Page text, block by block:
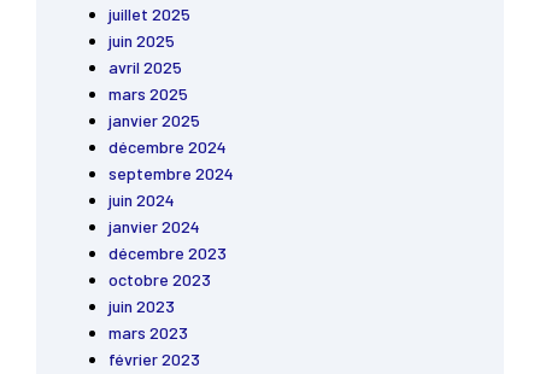
juillet 2025
juin 2025
avril 2025
mars 2025
janvier 2025
décembre 2024
septembre 2024
juin 2024
janvier 2024
décembre 2023
octobre 2023
juin 2023
mars 2023
février 2023